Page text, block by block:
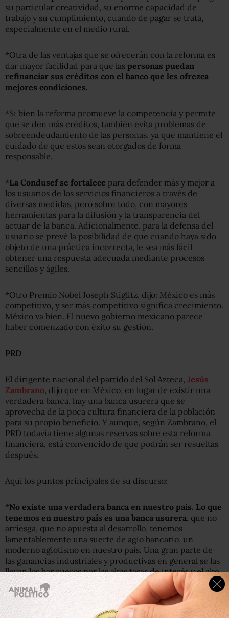
su particular creatividad, su enorme capacidad de
trabajo y su cumplimiento, cuando de pagar se trata,
especialmente en el medio rural.
*Otra de las ventajas que se ofrecerán con la reforma es
dar mayor facilidad para que las personas puedan
refinanciar sus créditos con el banco que les ofrezca
mejores condiciones.
*Si bien la reforma promueve la competencia y permite
que se den más créditos, también evita problemas de
sobreendeudamiento de las personas, ya que mantiene el
cuidado de que estos sean otorgados de forma
responsable.
*La Condusef se fortalece para defender más y mejor a
los usuarios de los servicios financieros a través de
diversas medidas, pero sobre todo, con mayores
herramientas para la difusión y la transparencia del
actuar de la banca. Adicionalmente, para la defensa del
usuario se prevé la posibilidad de que cuando haya sido
objeto de una práctica incorrecta, le sea más fácil
obtener una respuesta adecuada mediante procesos
sencillos y ágiles.
*Otro Premio Nobel Joseph Stiglitz, dijo: México es más
competitivo, y ser más competitivo significa crecimiento.
México va bien. El nuevo gobierno mexicano parece
haber comenzado con éxito su gestión.
PRD
El dirigente nacional del partido del Sol Azteca, Jesús
Zambrano , dijo que en México, en lugar de existir una
verdadera banca, hay una banca usurera que se
aprovecha de la poca cultura financiera de la población
para su propio beneficio. Y aunque, según Zambrano, el
PRD todavía tiene algunas reservas sobre esta reforma
financiera, está convencido de que podrán ser resueltas
después.
Aquí los puntos principales de su discurso:
*No existe una verdadera banca en nuestro país. Lo que
tenemos en nuestro país es una banca usurera , que no
arriesga, que no apuesta al desarrollo, tenemos
lamentablemente una suerte de agio bancario, un
moderno agiotismo en nuestro país. Una gran parte de
las ganancias industriales y productivas en general se las
llevan los banqueros por las altas tasas de interés y el alto
costo de las comisiones que cobran.
*Tampoco tenemos una verdadera banca de desarrollo